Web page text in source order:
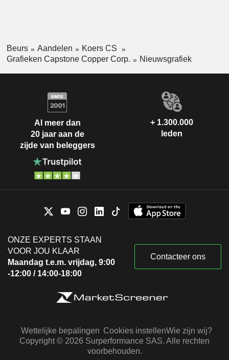
Beurs Aandelen
Koers CS
Grafieken Capstone Copper Corp.
Nieuwsgrafiek
Al meer dan
20 jaar aan de
zijde van beleggers
+ 1.300.000
leden
ONZE EXPERTS STAAN
VOOR JOU KLAAR
Maandag t.e.m. vrijdag, 9:00
-12:00 / 14:00-18:00
Contacteer ons
Wettelijke bepalingen Cookies instellenWie zijn wij?
Copyright © 2026 Surperformance SAS. Alle rechten
voorbehouden.